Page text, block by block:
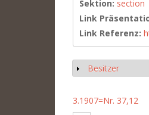
Sektion: section
Link
Link Referenz:
Show
Besitzer
3.1907=Nr. 37,12